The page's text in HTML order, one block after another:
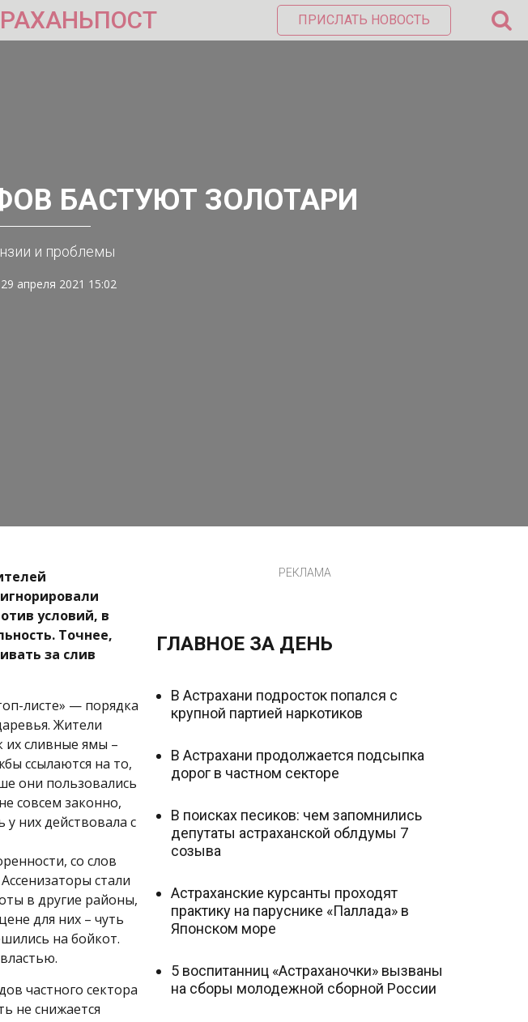
ПРИСЛАТЬ НОВОСТЬ
БАСТУЮТ ЗОЛОТАРИ
и проблемы
апреля 2021 15:02
условий, в
Точнее,
за слив
листе» — порядка
Жители
их сливные ямы –
ссылаются на то,
они пользовались
совсем законно,
у них действовала с
со слов
стали
в другие районы,
для них – чуть
на бойкот.
частного сектора
не снижается
РЕКЛАМА
ГЛАВНОЕ ЗА ДЕНЬ
В Астрахани подросток попался с
крупной партией наркотиков
В Астрахани продолжается подсыпка
дорог в частном секторе
В поисках песиков: чем запомнились
депутаты астраханской облдумы 7
созыва
Астраханские курсанты проходят
практику на паруснике «Паллада» в
Японском море
5 воспитанниц «Астраханочки» вызваны
на сборы молодежной сборной России